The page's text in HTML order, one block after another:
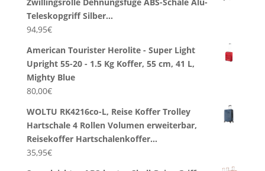
Teleskopgriff Silber…
94,95€
American Tourister Herolite - Super Light
Upright 55-20 - 1.5 Kg Koffer, 55 cm, 41 L,
Mighty Blue
80,00€
WOLTU RK4216co-L, Reise Koffer Trolley
Hartschale 4 Rollen Volumen erweiterbar,
Reisekoffer Hartschalenkoffer…
35,95€